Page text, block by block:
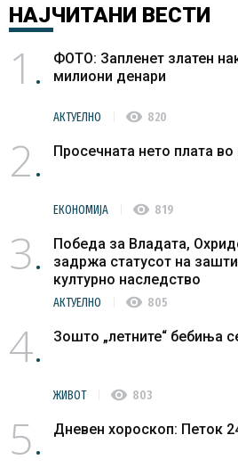
НАЈЧИТАНИ ВЕСТИ
1
ФОТО: Запленет златен
милиони денари
АКТУЕЛНО visibility 820
2 Просечната нето плата во
ЕКОНОМИЈА visibility 819
3
Победа за Владата,
задржа статусот на
културно наследство
АКТУЕЛНО visibility 805
4 Зошто „летните“ бебиња
ЖИВОТ visibility 803
5 Дневен хороскоп: Петок